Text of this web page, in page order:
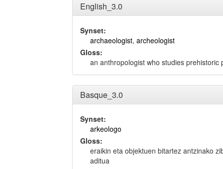
English_3.0
Synset:
archaeologist, archeologist
Gloss:
an anthropologist who studies prehistoric
Basque_3.0
Synset:
arkeologo
Gloss:
eraikin eta objektuen bitartez antzinako
aditua